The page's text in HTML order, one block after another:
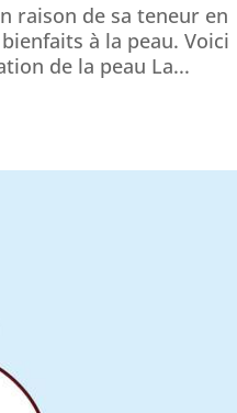
raison de sa teneur en
à la peau. Voici
de la peau La...